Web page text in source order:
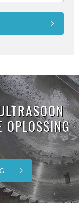
OPLOSSING